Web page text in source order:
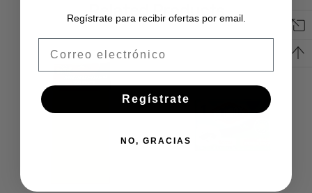
personalizadaRelated Products
Regístrate para recibir ofertas por email.
Regístrate
NO, GRACIAS